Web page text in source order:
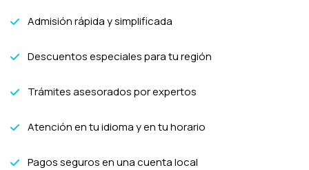
Admisión rápida y simplificada
Descuentos especiales para tu región
Trámites asesorados por expertos
Atención en tu idioma y en tu horario
Pagos seguros en una cuenta local